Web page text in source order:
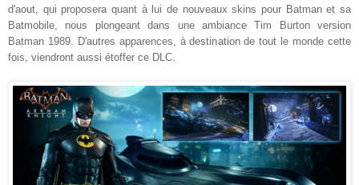
d'aout, qui proposera quant à lui de nouveaux skins pour Batman et sa
Batmobile, nous plongeant dans une ambiance Tim Burton version
Batman 1989. D'autres apparences, à destination de tout le monde cette
fois, viendront aussi étoffer ce DLC.